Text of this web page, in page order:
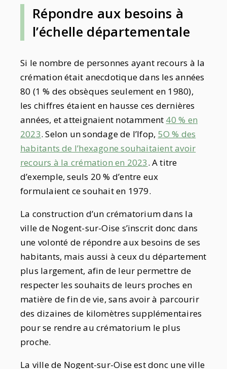
Répondre aux besoins à
l’échelle départementale
Si le nombre de personnes ayant recours à la
crémation était anecdotique dans les années
80 (1 % des obsèques seulement en 1980),
les chiffres étaient en hausse ces dernières
années, et atteignaient notamment 40 % en
2023. Selon un sondage de l’Ifop, 5O % des
habitants de l’hexagone souhaitaient avoir
recours à la crémation en 2023. A titre
d’exemple, seuls 20 % d’entre eux
formulaient ce souhait en 1979.
La construction d’un crématorium dans la
ville de Nogent-sur-Oise s’inscrit donc dans
une volonté de répondre aux besoins de ses
habitants, mais aussi à ceux du département
plus largement, afin de leur permettre de
respecter les souhaits de leurs proches en
matière de fin de vie, sans avoir à parcourir
des dizaines de kilomètres supplémentaires
pour se rendre au crématorium le plus
proche.
La ville de Nogent-sur-Oise est donc une ville